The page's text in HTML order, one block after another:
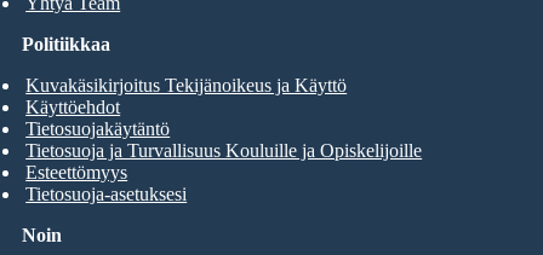
Noin
Politiikkaa
Kuvakäsikirjoitus Tekijänoikeus ja Käyttö
Käyttöehdot
Tietosuojakäytäntö
Tietosuoja ja Turvallisuus Kouluille ja Opiskelijoille
Esteettömyys
Tietosuoja-asetuksesi